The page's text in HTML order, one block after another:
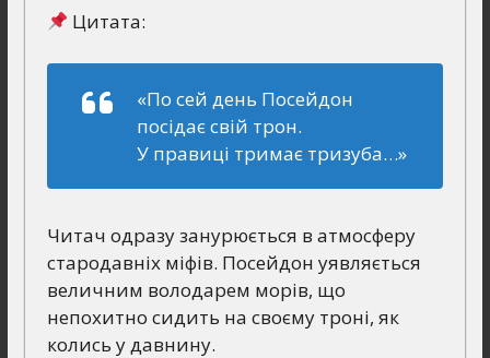
Цитата:
«По сей день Посейдон
посідає свій трон.
У правиці тримає тризуба…»
Читач одразу занурюється в атмосферу
стародавніх міфів. Посейдон уявляється
величним володарем морів, що
непохитно сидить на своєму троні, як
колись у давнину.